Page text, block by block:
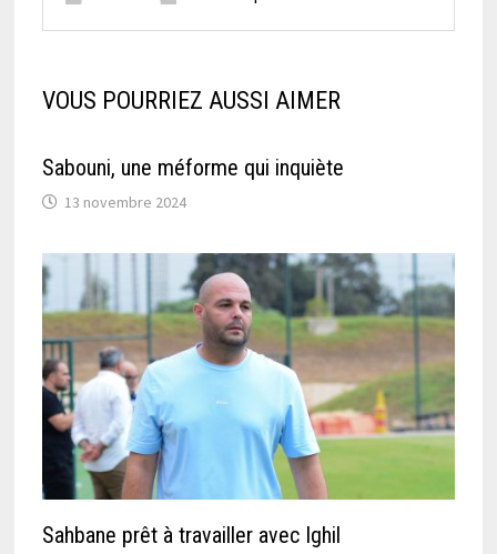
VOUS POURRIEZ AUSSI AIMER
Sabouni, une méforme qui inquiète
13 novembre 2024
Sahbane prêt à travailler avec Ighil